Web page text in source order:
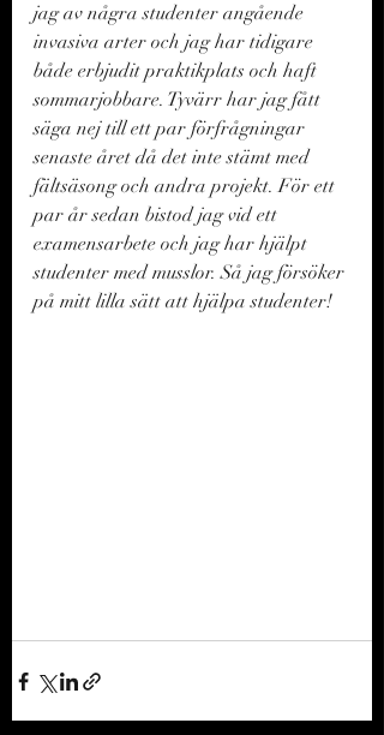
jag av några studenter angående
invasiva arter och jag har tidigare
både erbjudit praktikplats och haft
sommarjobbare. Tyvärr har jag fått
säga nej till ett par förfrågningar
senaste året då det inte stämt med
fältsäsong och andra projekt. För ett
par år sedan bistod jag vid ett
examensarbete och jag har hjälpt
studenter med musslor. Så jag försöker
på mitt lilla sätt att hjälpa studenter!